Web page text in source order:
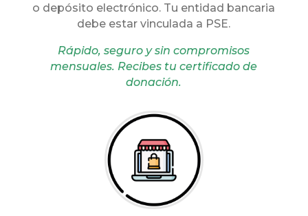
o depósito electrónico. Tu entidad bancaria
debe estar vinculada a PSE.
Rápido, seguro y sin compromisos
mensuales. Recibes tu certificado de
donación.